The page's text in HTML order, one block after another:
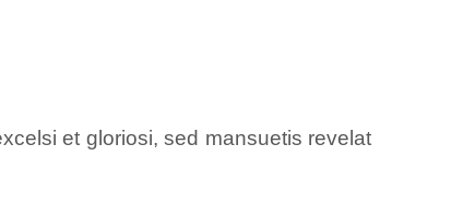
et gloriosi, sed mansuetis revelat